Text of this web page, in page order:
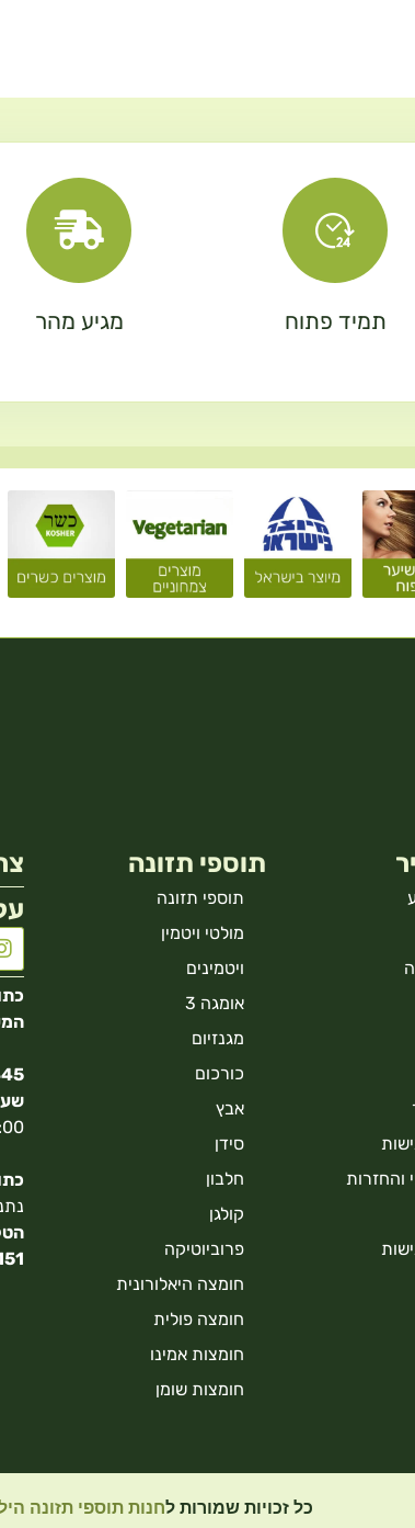
תמיד פתוח מגיע מהר
והחזרות
תוספי תזונה
תוספי תזונה
מולטי ויטמין
ויטמינים
אומגה 3
מגנזיום
כורכום
אבץ
סידן
חלבון
קולגן
פרוביוטיקה
חומצה היאלורונית
חומצה פולית
חומצות אמינו
חומצות שומן
כל זכויות שמורות לחנות תוספי תזונה